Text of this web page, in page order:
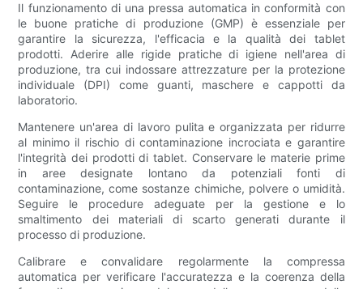
Il funzionamento di una pressa automatica in conformità con
le buone pratiche di produzione (GMP) è essenziale per
garantire la sicurezza, l'efficacia e la qualità dei tablet
prodotti. Aderire alle rigide pratiche di igiene nell'area di
produzione, tra cui indossare attrezzature per la protezione
individuale (DPI) come guanti, maschere e cappotti da
laboratorio.
Mantenere un'area di lavoro pulita e organizzata per ridurre
al minimo il rischio di contaminazione incrociata e garantire
l'integrità dei prodotti di tablet. Conservare le materie prime
in aree designate lontano da potenziali fonti di
contaminazione, come sostanze chimiche, polvere o umidità.
Seguire le procedure adeguate per la gestione e lo
smaltimento dei materiali di scarto generati durante il
processo di produzione.
Calibrare e convalidare regolarmente la compressa
automatica per verificare l'accuratezza e la coerenza della